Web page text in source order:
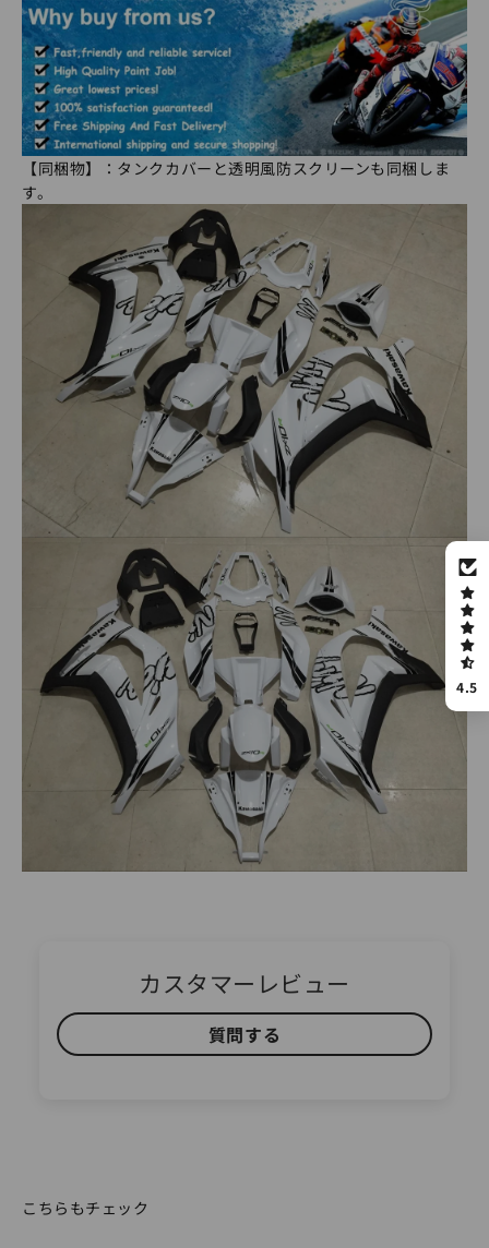
【同梱物】：タンクカバーと透明風防スクリーンも同梱しま
す。
カスタマーレビュー
質問する
こちらもチェック
4.5